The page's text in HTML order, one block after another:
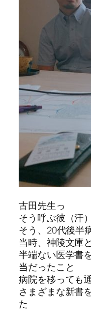
古田先生っ
そう呼ぶ彼（汗）
そう、20代後半
当時、神陵文庫
半端ない医学書
当だったこと
病院を移っても
さまざまな新書
た